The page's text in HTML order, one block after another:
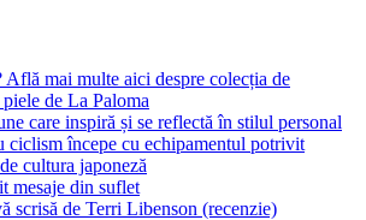
Află mai multe aici despre colecția de
de La Paloma
care inspiră și se reflectă în stilul personal
ciclism începe cu echipamentul potrivit
cultura japoneză
mesaje din suflet
scrisă de Terri Libenson (recenzie)